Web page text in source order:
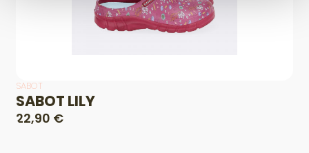
SABOT
SABOT LILY
22,90 €